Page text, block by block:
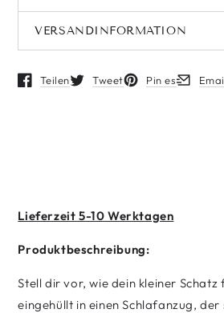
VERSANDINFORMATION
Teilen
Öffnet in einem neuen Fenster.
Tweet
Öffnet in einem neuen
Pin es
Öffnet in einem
Öffnet
Lieferzeit 5-10 Werktagen
Produktbeschreibung:
Stell dir vor, wie dein kleiner Schatz
eingehüllt in einen Schlafanzug, der